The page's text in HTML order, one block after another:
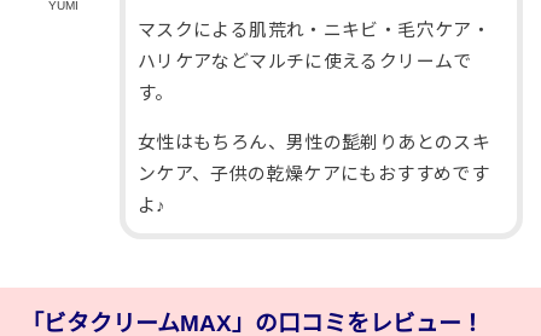
YUMI
マスクによる肌荒れ・ニキビ・毛穴ケア・
ハリケアなどマルチに使えるクリームで
す。
女性はもちろん、男性の髭剃りあとのスキ
ンケア、子供の乾燥ケアにもおすすめです
よ♪
「ビタクリームMAX」の口コミをレビュー！